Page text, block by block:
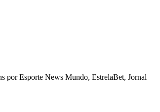
por Esporte News Mundo, EstrelaBet, Jornal